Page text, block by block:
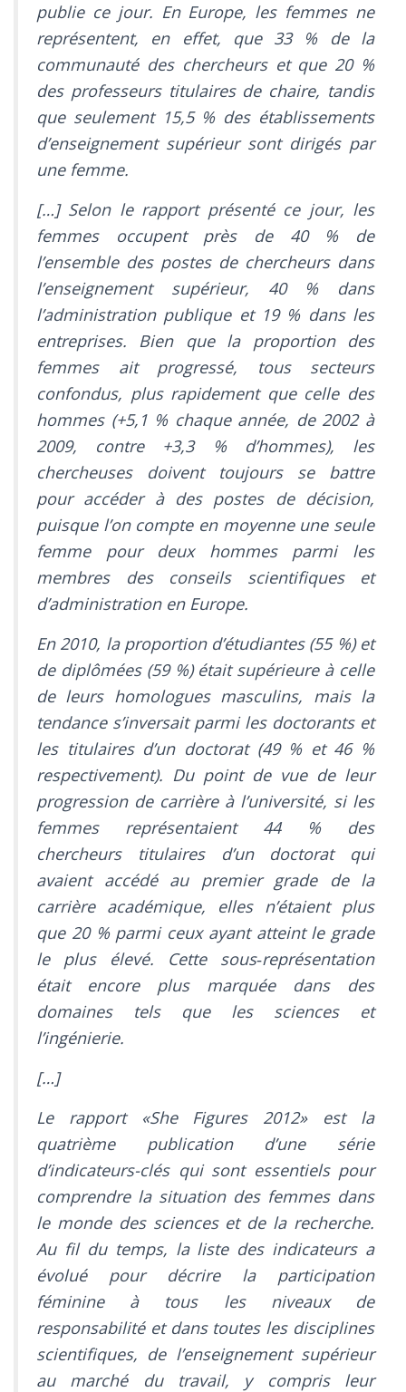
publie ce jour. En Europe, les femmes ne
représentent, en effet, que 33 % de la
communauté des chercheurs et que 20 %
des professeurs titulaires de chaire, tandis
que seulement 15,5 % des établissements
d’enseignement supérieur sont dirigés par
une femme.
[…] Selon le rapport présenté ce jour, les
femmes occupent près de 40 % de
l’ensemble des postes de chercheurs dans
l’enseignement supérieur, 40 % dans
l’administration publique et 19 % dans les
entreprises. Bien que la proportion des
femmes ait progressé, tous secteurs
confondus, plus rapidement que celle des
hommes (+5,1 % chaque année, de 2002 à
2009, contre +3,3 % d’hommes), les
chercheuses doivent toujours se battre
pour accéder à des postes de décision,
puisque l’on compte en moyenne une seule
femme pour deux hommes parmi les
membres des conseils scientifiques et
d’administration en Europe.
En 2010, la proportion d’étudiantes (55 %) et
de diplômées (59 %) était supérieure à celle
de leurs homologues masculins, mais la
tendance s’inversait parmi les doctorants et
les titulaires d’un doctorat (49 % et 46 %
respectivement). Du point de vue de leur
progression de carrière à l’université, si les
femmes représentaient 44 % des
chercheurs titulaires d’un doctorat qui
avaient accédé au premier grade de la
carrière académique, elles n’étaient plus
que 20 % parmi ceux ayant atteint le grade
le plus élevé. Cette sous‑représentation
était encore plus marquée dans des
domaines tels que les sciences et
l’ingénierie.
[…]
Le rapport «She Figures 2012» est la
quatrième publication d’une série
d’indicateurs-clés qui sont essentiels pour
comprendre la situation des femmes dans
le monde des sciences et de la recherche.
Au fil du temps, la liste des indicateurs a
évolué pour décrire la participation
féminine à tous les niveaux de
responsabilité et dans toutes les disciplines
scientifiques, de l’enseignement supérieur
au marché du travail, y compris leur